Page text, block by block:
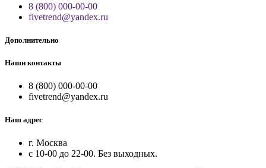
8 (800) 000-00-00
fivetrend@yandex.ru
Дополнительно
Наши контакты
8 (800) 000-00-00
fivetrend@yandex.ru
Наш адрес
г. Москва
с 10-00 до 22-00. Без выходных.